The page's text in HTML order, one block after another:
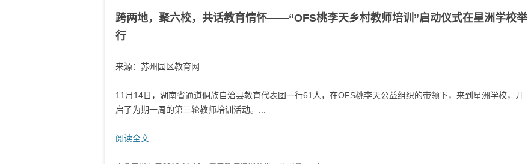
跨两地，聚六校，共话教育情怀——“OFS桃李天乡村教师培训”启动仪式在星洲学校举
行
来源：苏州园区教育网
11月14日，湖南省通道侗族自治县教育代表团一行61人，在OFS桃李天公益组织的带领下，来到星洲学校，开
启了为期一周的第三轮教师培训活动。...
阅读全文